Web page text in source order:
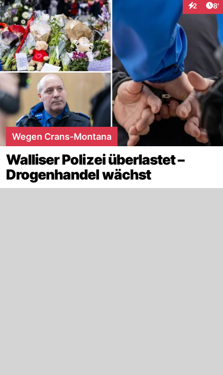
2 8'
Wegen Crans-Montana
Walliser Polizei überlastet –
Drogenhandel wächst